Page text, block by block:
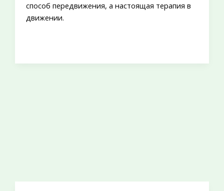
способ передвижения, а настоящая терапия в
движении.